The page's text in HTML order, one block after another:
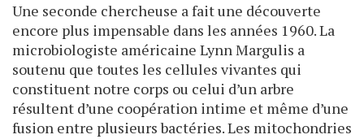
Une seconde chercheuse a fait une découverte
encore plus impensable dans les années 1960. La
microbiologiste américaine Lynn Margulis a
soutenu que toutes les cellules vivantes qui
constituent notre corps ou celui d’un arbre
résultent d’une coopération intime et même d’une
fusion entre plusieurs bactéries. Les mitochondries